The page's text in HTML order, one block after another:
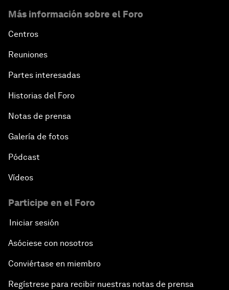
Más información sobre el Foro
Centros
Reuniones
Partes interesadas
Historias del Foro
Notas de prensa
Galería de fotos
Pódcast
Vídeos
Participe en el Foro
Iniciar sesión
Asóciese con nosotros
Conviértase en miembro
Regístrese para recibir nuestras notas de prensa